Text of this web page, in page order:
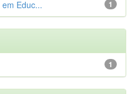
1
Educ...
1